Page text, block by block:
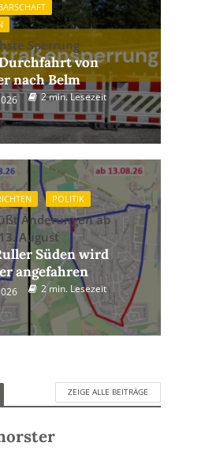
Sperrung
von
nach Belm
2 min. Lesezeit
POLITIK
Änderungen ab
13. August
Süden wird
angefahren
2 min. Lesezeit
ZEIGE ALLE BEITRÄGE